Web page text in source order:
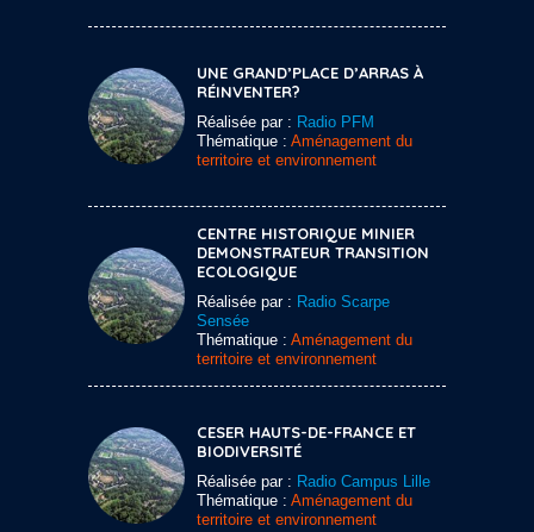
UNE GRAND’PLACE D’ARRAS À
RÉINVENTER?
Réalisée par : Radio PFM
Thématique : Aménagement du
territoire et environnement
CENTRE HISTORIQUE MINIER
DEMONSTRATEUR TRANSITION
ECOLOGIQUE
Réalisée par : Radio Scarpe
Sensée
Thématique : Aménagement du
territoire et environnement
CESER HAUTS-DE-FRANCE ET
BIODIVERSITÉ
Réalisée par : Radio Campus Lille
Thématique : Aménagement du
territoire et environnement